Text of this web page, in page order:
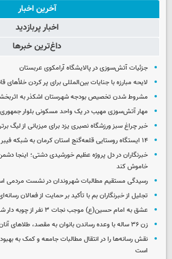
آخرین اخبار
اخبار پربازدید
داغ‌ترین خبرها
جزئیات آتش‌سوزی در پالایشگاه آرامکوی عربستان
لایحه مبارزه با جنایات بین‌المللی برای پر کردن
مشروط شدن تخصیص بودجه شهرستان اشکذر به
مهار آتش‌سوزی مهیب در یک واحد مسکونی بلوار جمهوری
خبر چراغ سبز ورزشگاه نصیری یزد برای میزبانی از لیگ
۱۴ ایستگاه روستایی قلعه‌گنج استان کرمان به شبکه فیبر نوری متصل شد
خبرنگاران در دل پروژه عظیم خورشیدی دشتی؛ اینجا
خاموش کند
رسیدگی مستقیم مطالبات شهروندان در نشست مردمی
تجلیل از خبرنگاران بم با تأکید بر حمایت از فعالان
عشق به امام حسین(ع) موجب نجات ۳ نفر از چوبه دار شد
زن ۳۶ ساله با وعده رساندن بانوان به مقصد، طلاهای آنان را سرقت می‌کرد
نقش رسانه‌ها را در انتقال مطالبات جامعه و کمک به
است